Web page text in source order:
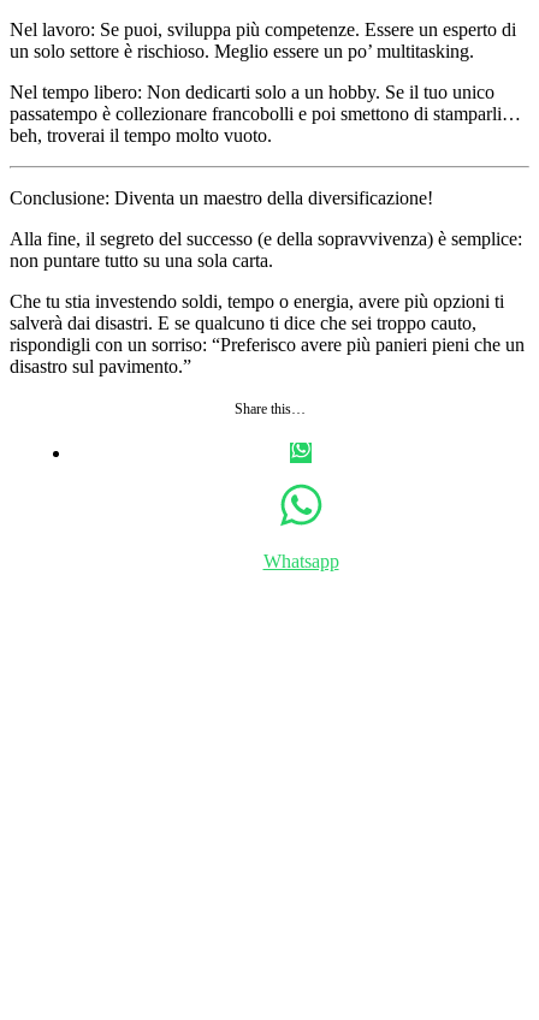
Nel lavoro: Se puoi, sviluppa più competenze. Essere un esperto di
un solo settore è rischioso. Meglio essere un po’ multitasking.
Nel tempo libero: Non dedicarti solo a un hobby. Se il tuo unico
passatempo è collezionare francobolli e poi smettono di stamparli…
beh, troverai il tempo molto vuoto.
Conclusione: Diventa un maestro della diversificazione!
Alla fine, il segreto del successo (e della sopravvivenza) è semplice:
non puntare tutto su una sola carta.
Che tu stia investendo soldi, tempo o energia, avere più opzioni ti
salverà dai disastri. E se qualcuno ti dice che sei troppo cauto,
rispondigli con un sorriso: “Preferisco avere più panieri pieni che un
disastro sul pavimento.”
Share this…
Whatsapp